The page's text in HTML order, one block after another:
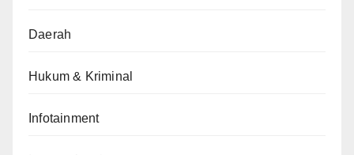
Daerah
Hukum & Kriminal
Infotainment